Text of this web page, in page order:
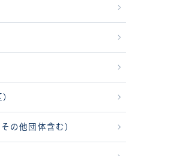
の他団体含む）